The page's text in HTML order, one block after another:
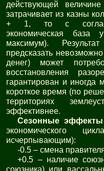
действующей
затрачивает из казны
+ 1, то с согласия
экономическая
максимум).
предсказать
денег) может
восстановления
гарантирован и иногда
короткое время (по
территориях
эффективнее.
Сезонные эффекты
экономического
исчерпывающим):
-0.5 – смена
+0.5 – наличие
союзника) или